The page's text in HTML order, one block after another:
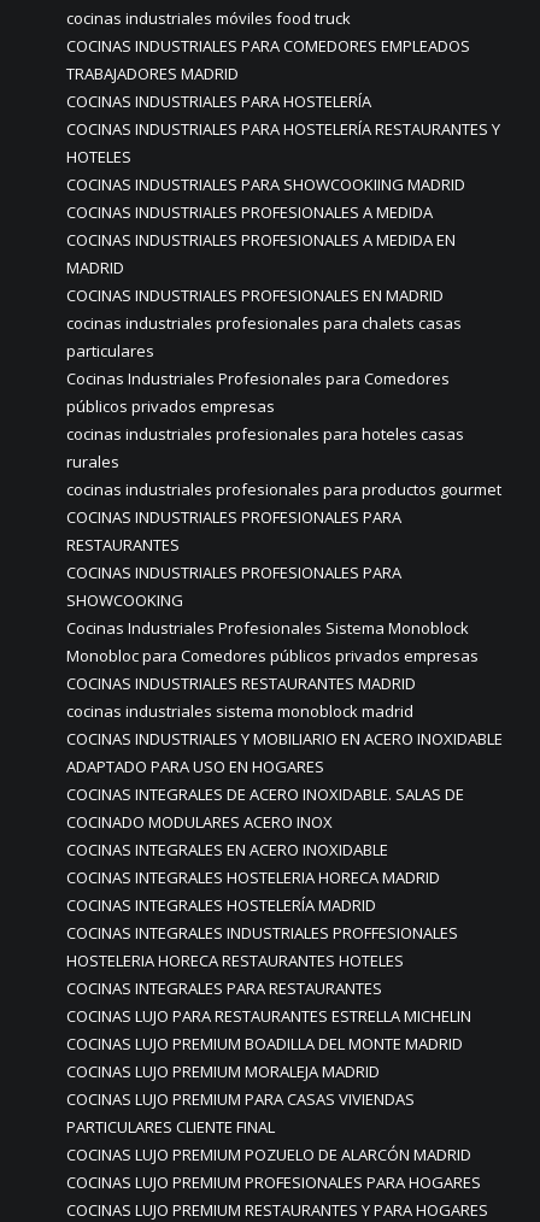
cocinas industriales móviles food truck
COCINAS INDUSTRIALES PARA COMEDORES EMPLEADOS
TRABAJADORES MADRID
COCINAS INDUSTRIALES PARA HOSTELERÍA
COCINAS INDUSTRIALES PARA HOSTELERÍA RESTAURANTES Y
HOTELES
COCINAS INDUSTRIALES PARA SHOWCOOKIING MADRID
COCINAS INDUSTRIALES PROFESIONALES A MEDIDA
COCINAS INDUSTRIALES PROFESIONALES A MEDIDA EN
MADRID
COCINAS INDUSTRIALES PROFESIONALES EN MADRID
cocinas industriales profesionales para chalets casas
particulares
Cocinas Industriales Profesionales para Comedores
públicos privados empresas
cocinas industriales profesionales para hoteles casas
rurales
cocinas industriales profesionales para productos gourmet
COCINAS INDUSTRIALES PROFESIONALES PARA
RESTAURANTES
COCINAS INDUSTRIALES PROFESIONALES PARA
SHOWCOOKING
Cocinas Industriales Profesionales Sistema Monoblock
Monobloc para Comedores públicos privados empresas
COCINAS INDUSTRIALES RESTAURANTES MADRID
cocinas industriales sistema monoblock madrid
COCINAS INDUSTRIALES Y MOBILIARIO EN ACERO INOXIDABLE
ADAPTADO PARA USO EN HOGARES
COCINAS INTEGRALES DE ACERO INOXIDABLE. SALAS DE
COCINADO MODULARES ACERO INOX
COCINAS INTEGRALES EN ACERO INOXIDABLE
COCINAS INTEGRALES HOSTELERIA HORECA MADRID
COCINAS INTEGRALES HOSTELERÍA MADRID
COCINAS INTEGRALES INDUSTRIALES PROFFESIONALES
HOSTELERIA HORECA RESTAURANTES HOTELES
COCINAS INTEGRALES PARA RESTAURANTES
COCINAS LUJO PARA RESTAURANTES ESTRELLA MICHELIN
COCINAS LUJO PREMIUM BOADILLA DEL MONTE MADRID
COCINAS LUJO PREMIUM MORALEJA MADRID
COCINAS LUJO PREMIUM PARA CASAS VIVIENDAS
PARTICULARES CLIENTE FINAL
COCINAS LUJO PREMIUM POZUELO DE ALARCÓN MADRID
COCINAS LUJO PREMIUM PROFESIONALES PARA HOGARES
COCINAS LUJO PREMIUM RESTAURANTES Y PARA HOGARES